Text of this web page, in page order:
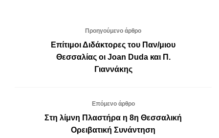
Προηγούμενο άρθρο
Επίτιμοι Διδάκτορες του Παν/μιου
Θεσσαλίας οι Joan Duda και Π.
Γιαννάκης
Επόμενο άρθρο
Στη λίμνη Πλαστήρα η 8η Θεσσαλική
Ορειβατική Συνάντηση